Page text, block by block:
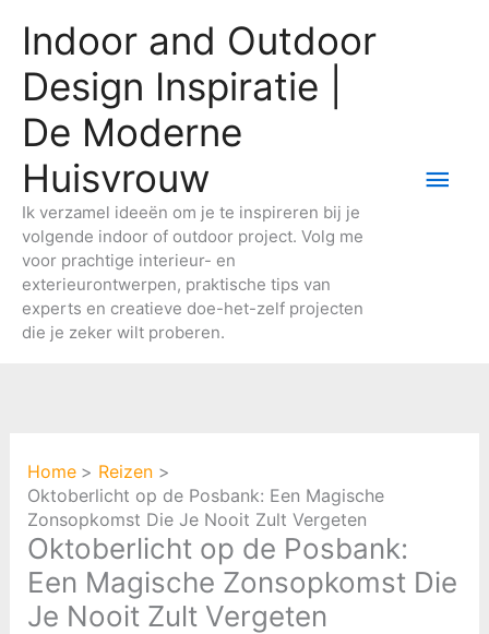
inhoud
Indoor and Outdoor
Design Inspiratie |
De Moderne
Huisvrouw
Ik verzamel ideeën om je te inspireren bij je
volgende indoor of outdoor project. Volg me
voor prachtige interieur- en
exterieurontwerpen, praktische tips van
experts en creatieve doe-het-zelf projecten
die je zeker wilt proberen.
Home
Reizen
Oktoberlicht op de Posbank: Een Magische
Zonsopkomst Die Je Nooit Zult Vergeten
Oktoberlicht op de Posbank:
Een Magische Zonsopkomst Die
Je Nooit Zult Vergeten